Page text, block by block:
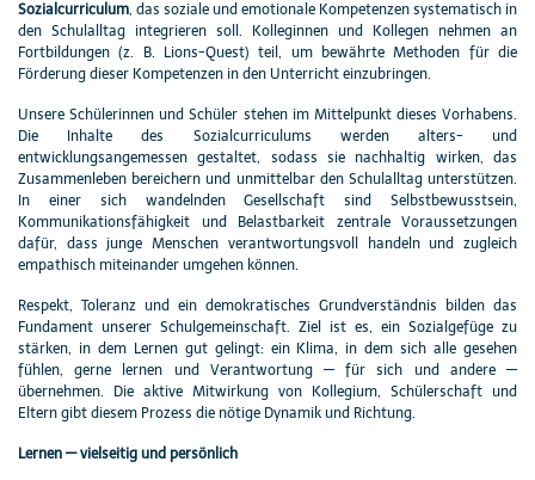
Sozialcurriculum, das soziale und emotionale Kompetenzen systematisch in
den Schulalltag integrieren soll. Kolleginnen und Kollegen nehmen an
Fortbildungen (z. B. Lions-Quest) teil, um bewährte Methoden für die
Förderung dieser Kompetenzen in den Unterricht einzubringen.
Unsere Schülerinnen und Schüler stehen im Mittelpunkt dieses Vorhabens.
Die Inhalte des Sozialcurriculums werden alters- und
entwicklungsangemessen gestaltet, sodass sie nachhaltig wirken, das
Zusammenleben bereichern und unmittelbar den Schulalltag unterstützen.
In einer sich wandelnden Gesellschaft sind Selbstbewusstsein,
Kommunikationsfähigkeit und Belastbarkeit zentrale Voraussetzungen
dafür, dass junge Menschen verantwortungsvoll handeln und zugleich
empathisch miteinander umgehen können.
Respekt, Toleranz und ein demokratisches Grundverständnis bilden das
Fundament unserer Schulgemeinschaft. Ziel ist es, ein Sozialgefüge zu
stärken, in dem Lernen gut gelingt: ein Klima, in dem sich alle gesehen
fühlen, gerne lernen und Verantwortung — für sich und andere —
übernehmen. Die aktive Mitwirkung von Kollegium, Schülerschaft und
Eltern gibt diesem Prozess die nötige Dynamik und Richtung.
Lernen — vielseitig und persönlich